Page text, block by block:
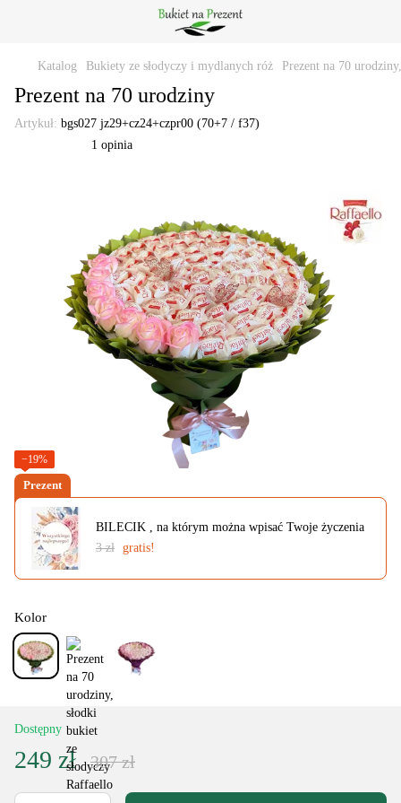
Katalog Bukiety ze słodyczy i mydlanych róż Prezent na 70
Prezent na 70 urodziny
Artykuł: bgs027 jz29+cz24+czpr00 (70+7 / f37)
1 opinia
−19%
Prezent
BILECIK , na którym można wpisać Twoje życzenia
3 zł gratis!
Kolor
Dostępny
249 zł 307 zł